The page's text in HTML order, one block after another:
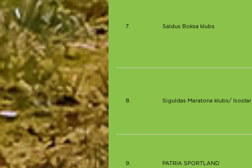
7. Saldus Boksa klubs
8. Siguldas Maratona klubs/ Isostar
9. PATRIA SPORTLAND